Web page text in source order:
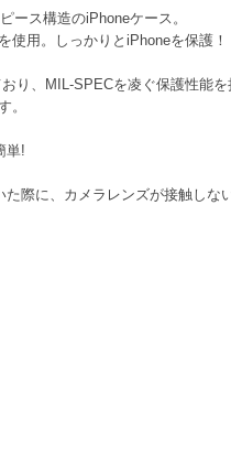
ース構造のiPhoneケース。
使用。しっかりとiPhoneを保護！
り、MIL-SPECを凌ぐ保護性能
。
単!
際に、カメラレンズが接触しな